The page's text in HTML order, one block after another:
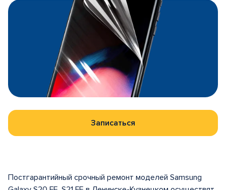
Записаться
Постгарантийный срочный ремонт моделей Samsung